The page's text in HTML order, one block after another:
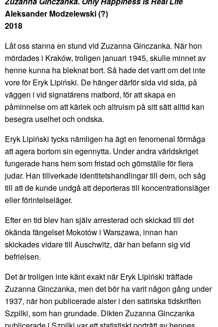
Aleksander Modzelewski (?)
2018
Låt oss stanna en stund vid Zuzanna Ginczanka. När hon
mördades i Kraków, troligen januari 1945, skulle minnet av
henne kunna ha bleknat bort. Så hade det varit om det inte
vore för Eryk Lipiński. De hänger därför sida vid sida, på
väggen i vid signatärens matbord, för att skapa en
påminnelse om att kärlek och altruism på sitt sätt alltid kan
besegra uselhet och ondska.
Eryk Lipiński tycks nämligen ha ägt en fenomenal förmåga
att agera bortom sin egennytta. Under andra världskriget
fungerade hans hem som fristad och gömställe för flera
judar. Han tillverkade identitetshandlingar till dem, och såg
till att de kunde undgå att deporteras till koncentrationsläger
eller förintelseläger.
Efter en tid blev han själv arresterad och skickad till det
ökända fängelset Mokotów i Warszawa, innan han
skickades vidare till Auschwitz, där han befann sig vid
befrielsen.
Det är troligen inte känt exakt när Eryk Lipiński träffade
Zuzanna Ginczanka, men det bör ha varit någon gång under
1937, när hon publicerade alster i den satiriska tidskriften
Szpilki, som han grundade. Dikten Zuzanna Ginczanka